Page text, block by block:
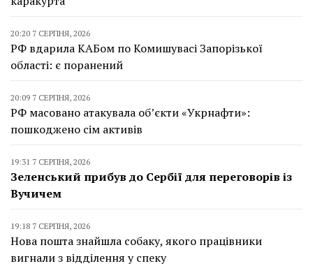
20:20 7 СЕРПНЯ, 2026
РФ вдарила КАБом по Комишувасі Запорізької
області: є поранений
20:09 7 СЕРПНЯ, 2026
РФ масовано атакувала об’єкти «Укрнафти»:
пошкоджено сім активів
19:31 7 СЕРПНЯ, 2026
Зеленський прибув до Сербії для переговорів із
Вучичем
19:18 7 СЕРПНЯ, 2026
Нова пошта знайшла собаку, якого працівники
вигнали з відділення у спеку